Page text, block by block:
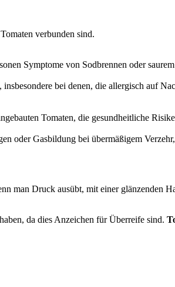
verbunden sind.
Symptome von Sodbrennen oder
insbesondere bei denen, die allergisch auf
Tomaten, die gesundheitliche
oder Gasbildung bei übermäßigem
man Druck ausübt, mit einer glänzenden
da dies Anzeichen für Überreife sind.